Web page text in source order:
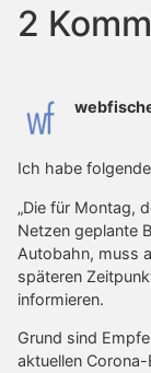
2
Ich habe
„Die für Montag,
Netzen geplante
Autobahn, muss
späteren
informieren.
Grund sind
aktuellen